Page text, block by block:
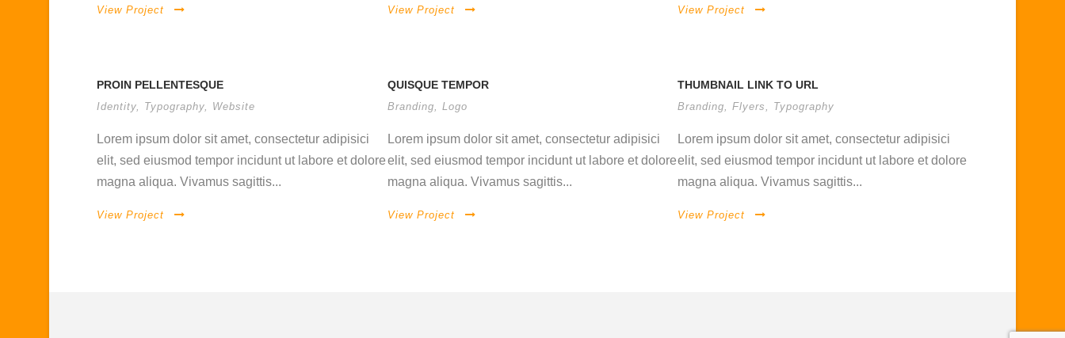
View Project View Project View Project
PROIN PELLENTESQUE
Identity, Typography, Website
Lorem ipsum dolor sit amet, consectetur adipisici
elit, sed eiusmod tempor incidunt ut labore et dolore
magna aliqua. Vivamus sagittis...
View Project
QUISQUE TEMPOR
Branding, Logo
Lorem ipsum dolor sit amet, consectetur adipisici
elit, sed eiusmod tempor incidunt ut labore et dolore
magna aliqua. Vivamus sagittis...
View Project
THUMBNAIL LINK TO URL
Branding, Flyers, Typography
Lorem ipsum dolor sit amet, consectetur adipisici
elit, sed eiusmod tempor incidunt ut labore et dolore
magna aliqua. Vivamus sagittis...
View Project